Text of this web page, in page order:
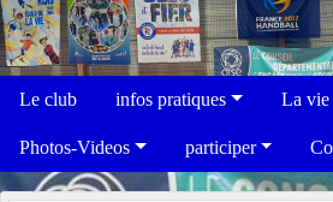
Le club infos pratiques La vie
Photos-Videos participer